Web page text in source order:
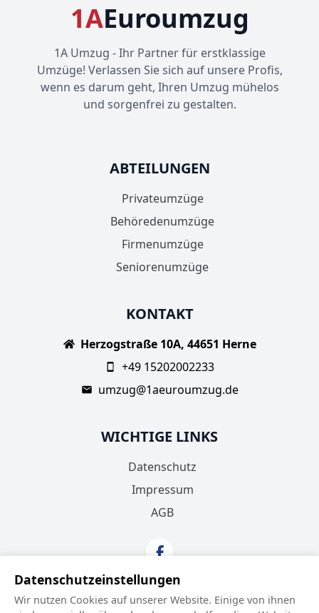
1AEuroumzug
1A Umzug - Ihr Partner für erstklassige
Umzüge! Verlassen Sie sich auf unsere Profis,
wenn es darum geht, Ihren Umzug mühelos
und sorgenfrei zu gestalten.
ABTEILUNGEN
Privateumzüge
Behöredenumzüge
Firmenumzüge
Seniorenumzüge
KONTAKT
Herzogstraße 10A, 44651 Herne
+49 15202002233
umzug@1aeuroumzug.de
WICHTIGE LINKS
Datenschutz
Impressum
AGB
Datenschutzeinstellungen
Wir nutzen Cookies auf unserer Website. Einige von ihnen